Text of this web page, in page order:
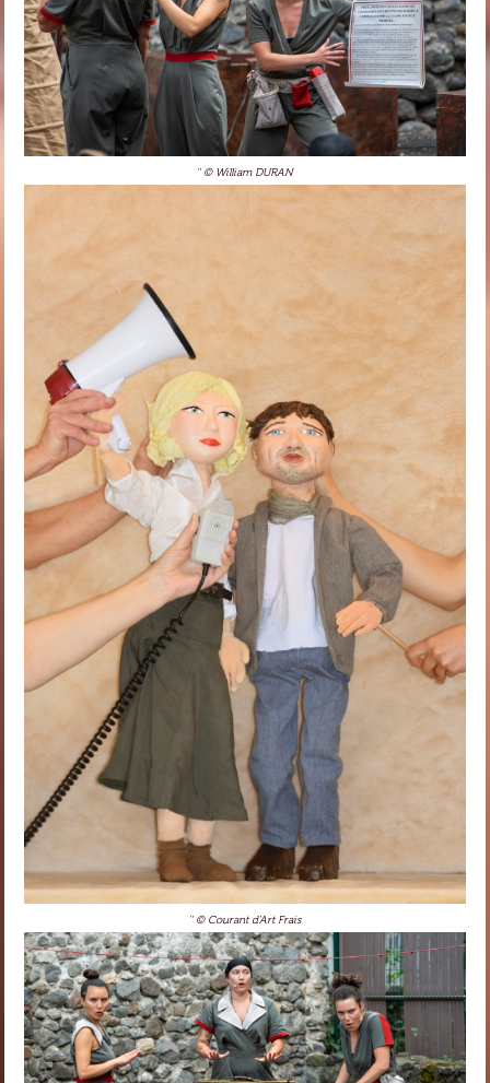
'' © William DURAN
'' © Courant d'Art Frais